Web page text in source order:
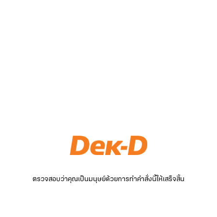
ตรวจสอบว่าคุณเป็นมนุษย์ด้วยการทำคำสั่งนี้ให้เสร็จสิ้น